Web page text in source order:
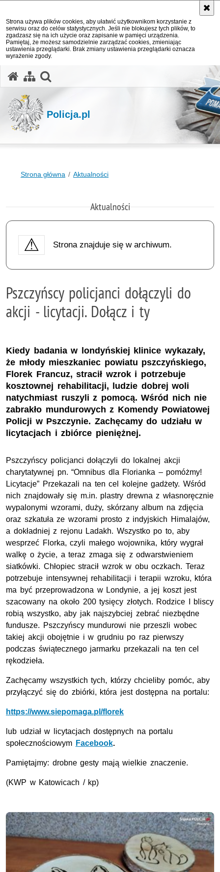
Strona używa plików cookies, aby ułatwić użytkownikom korzystanie z
serwisu oraz do celów statystycznych. Jeśli nie blokujesz tych plików, to
zgadzasz się na ich użycie oraz zapisanie w pamięci urządzenia.
Pamiętaj, że możesz samodzielnie zarządzać cookies, zmieniając
ustawienia przeglądarki. Brak zmiany ustawienia przeglądarki oznacza
wyrażenie zgody.
Policja.pl
Strona główna Aktualności
Aktualności
Strona znajduje się w archiwum.
Pszczyńscy policjanci dołączyli do
akcji - licytacji. Dołącz i ty
Kiedy badania w londyńskiej klinice wykazały,
że młody mieszkaniec powiatu pszczyńskiego,
Florek Francuz, stracił wzrok i potrzebuje
kosztownej rehabilitacji, ludzie dobrej woli
natychmiast ruszyli z pomocą. Wśród nich nie
zabrakło mundurowych z Komendy Powiatowej
Policji w Pszczynie. Zachęcamy do udziału w
licytacjach i zbiórce pieniężnej.
Pszczyńscy policjanci dołączyli do lokalnej akcji
charytatywnej pn. “Omnibus dla Florianka – pomóżmy!
Licytacje” Przekazali na ten cel kolejne gadżety. Wśród
nich znajdowały się m.in. plastry drewna z własnoręcznie
wypalonymi wzorami, duży, skórzany album na zdjęcia
oraz szkatuła ze wzorami prosto z indyjskich Himalajów,
a dokładniej z rejonu Ladakh. Wszystko po to, aby
wesprzeć Florka, czyli małego wojownika, który wygrał
walkę o życie, a teraz zmaga się z odwarstwieniem
siatkówki. Chłopiec stracił wzrok w obu oczkach. Teraz
potrzebuje intensywnej rehabilitacji i terapii wzroku, która
ma być przeprowadzona w Londynie, a jej koszt jest
szacowany na około 200 tysięcy złotych. Rodzice I bliscy
robią wszystko, aby jak najszybciej zebrać niezbędne
fundusze. Pszczyńscy mundurowi nie przeszli wobec
takiej akcji obojętnie i w grudniu po raz pierwszy
podczas świątecznego jarmarku przekazali na ten cel
rękodzieła.
Zachęcamy wszystkich tych, którzy chcieliby pomóc, aby
przyłączyć się do zbiórki, która jest dostępna na portalu:
https://www.siepomaga.pl/florek
lub udział w licytacjach dostępnych na portalu
społecznościowym Facebook.
Pamiętajmy: drobne gesty mają wielkie znaczenie.
(KWP w Katowicach / kp)